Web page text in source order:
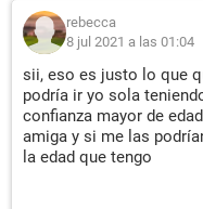
rebecca
8 jul 2021 a las 01:04
sii, eso es justo lo que
podría ir yo sola
confianza mayor de
amiga y si me las
la edad que tengo